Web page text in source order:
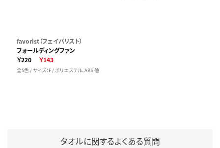
favorist（フェイバリスト）
フォールディングファン
￥220
￥143
全5色 / サイズ：F / ポリエステル、ABS 他
タオルに関するよくある質問